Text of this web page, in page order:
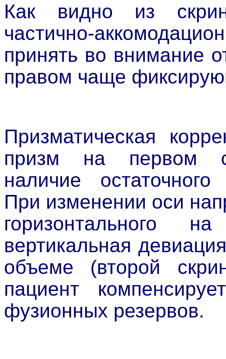
Как видно из
частично-
принять во внимание
правом чаще
Призматическая
призм на первом
наличие остаточного
При изменении оси
горизонтального
вертикальная
объеме (второй
пациент
фузионных резервов.